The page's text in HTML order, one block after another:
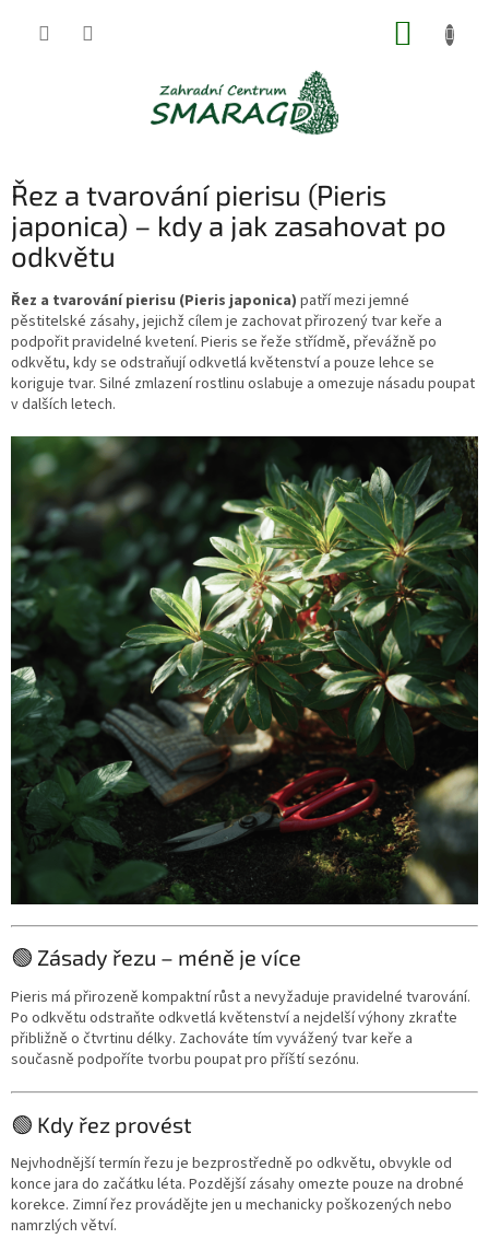
Řez a tvarování pierisu (Pieris
japonica) – kdy a jak zasahovat po
odkvětu
Řez a tvarování pierisu (Pieris japonica) patří mezi jemné
pěstitelské zásahy, jejichž cílem je zachovat přirozený tvar keře a
podpořit pravidelné kvetení. Pieris se řeže střídmě, převážně po
odkvětu, kdy se odstraňují odkvetlá květenství a pouze lehce se
koriguje tvar. Silné zmlazení rostlinu oslabuje a omezuje násadu poupat
v dalších letech.
🟢 Zásady řezu – méně je více
Pieris má přirozeně kompaktní růst a nevyžaduje pravidelné tvarování.
Po odkvětu odstraňte odkvetlá květenství a nejdelší výhony zkraťte
přibližně o čtvrtinu délky. Zachováte tím vyvážený tvar keře a
současně podpoříte tvorbu poupat pro příští sezónu.
🟢 Kdy řez provést
Nejvhodnější termín řezu je bezprostředně po odkvětu, obvykle od
konce jara do začátku léta. Pozdější zásahy omezte pouze na drobné
korekce. Zimní řez provádějte jen u mechanicky poškozených nebo
namrzlých větví.